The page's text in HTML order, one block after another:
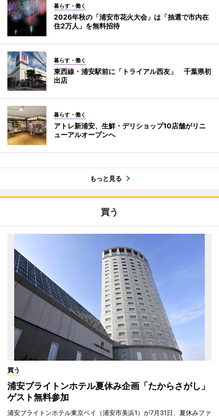
暮らす・働く
2026年秋の「浦安市花火大会」は「抽選で市内在
住2万人」を無料招待
暮らす・働く
東西線・浦安駅前に「トライアル西友」 千葉県初
出店
暮らす・働く
アトレ新浦安、生鮮・デリショップ10店舗がリニ
ューアルオープンへ
もっと見る
買う
買う
浦安ブライトンホテル夏休み企画「たからさがし」
ゲスト無料参加
浦安ブライトンホテル東京ベイ（浦安市美浜1）が7月31日、夏休みファ